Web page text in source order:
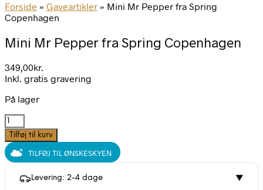
Forside » Gaveartikler » Mini Mr Pepper fra Spring
Copenhagen
Mini Mr Pepper fra Spring Copenhagen
349,00kr.
Inkl. gratis gravering
På lager
Mini
Mr
Pepper
fra
Spring
Copenhagen
Tilføj til kurv
TILFØJ TIL ØNSKESKYEN
Levering: 2-4 dage ▼